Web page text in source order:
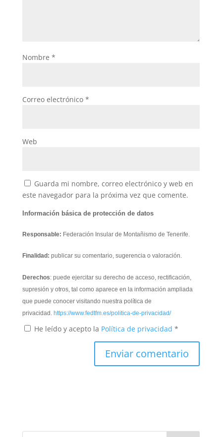
Nombre *
Correo electrónico *
Web
Guarda mi nombre, correo electrónico y web en
este navegador para la próxima vez que comente.
Información básica de protección de datos
Responsable: Federación Insular de Montañismo de Tenerife.
Finalidad: publicar su comentario, sugerencia o valoración.
Derechos: puede ejercitar su derecho de acceso, rectificación,
supresión y otros, tal como aparece en la información ampliada
que puede conocer visitando nuestra política de
privacidad. https://www.fedtfm.es/politica-de-privacidad/
He leído y acepto la Política de privacidad *